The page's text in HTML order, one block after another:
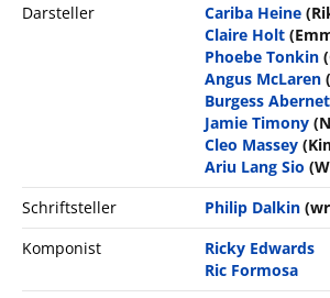
Darsteller
Cariba Heine
Claire Holt
Phoebe Tonkin
Angus McLaren
Burgess
Jamie Timony
Cleo Massey
Ariu Lang Sio
Schriftsteller
Philip Dalkin
Komponist
Ricky Edwards
Ric Formosa